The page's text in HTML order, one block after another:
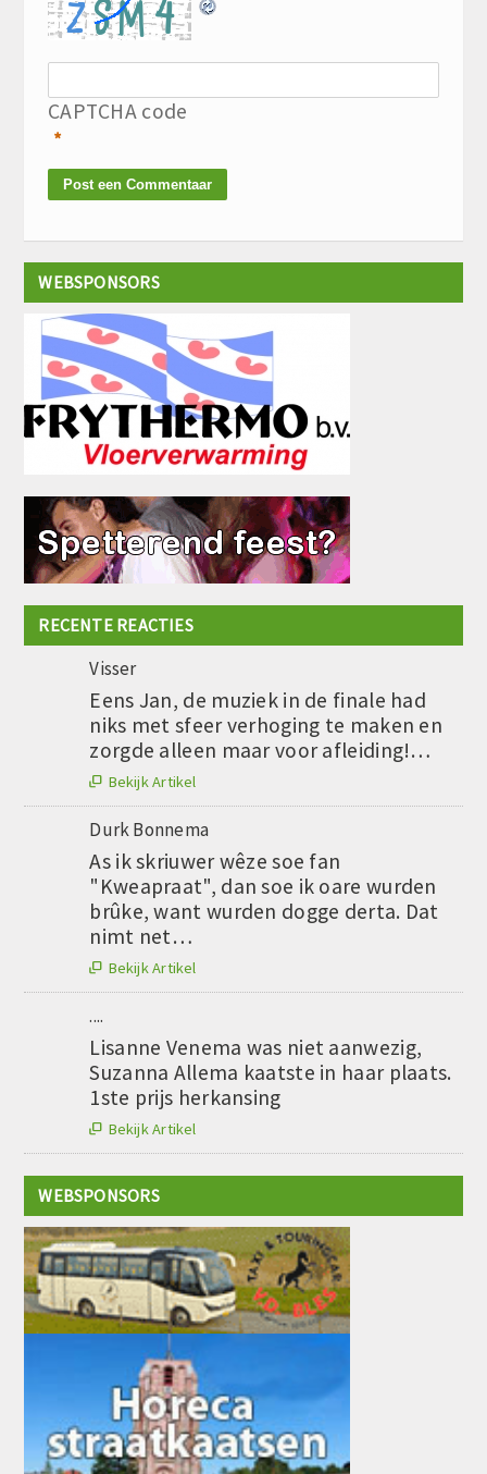
CAPTCHA code
*
WEBSPONSORS
RECENTE REACTIES
Visser
Eens Jan, de muziek in de finale had
niks met sfeer verhoging te maken en
zorgde alleen maar voor afleiding!…
 Bekijk Artikel
Durk Bonnema
As ik skriuwer wêze soe fan
"Kweapraat", dan soe ik oare wurden
brûke, want wurden dogge derta. Dat
nimt net…
 Bekijk Artikel
....
Lisanne Venema was niet aanwezig,
Suzanna Allema kaatste in haar plaats.
1ste prijs herkansing
 Bekijk Artikel
WEBSPONSORS